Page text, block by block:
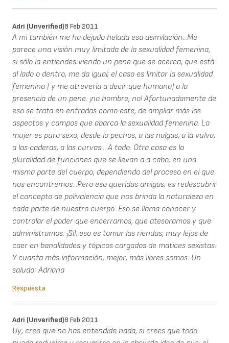
Adri (unverified)8 Feb 2011
A mi también me ha dejado helada esa asimilación...Me
parece una visión muy limitada de la sexualidad femenina,
si sólo la entiendes viendo un pene que se acerca, que está
al lado o dentro, me da igual; el caso es limitar la sexualidad
femenina ( y me atrevería a decir que humana) a la
presencia de un pene. ¡no hombre, no! Afortunadamente de
eso se trata en entradas como este, de ampliar más los
aspectos y campos que abarca la sexualidad femenina. La
mujer es puro sexo, desde lo pechos, a las nalgas, a la vulva,
a las caderas, a las curvas... A todo. Otra cosa es la
pluralidad de funciones que se llevan a a cabo, en una
misma parte del cuerpo, dependiendo del proceso en el que
nos encontremos...Pero eso queridas amigas; es redescubrir
el concepto de polivalencia que nos brinda la naturaleza en
cada parte de nuestro cuerpo. Eso se llama conocer y
controlar el poder que encerramos, que atesoramos y que
administramos. ¡Sí!, eso es tomar las riendas, muy lejos de
caer en banalidades y tópicos cargados de matices sexistas.
Y cuanta más información, mejor, más libres somos. Un
saludo: Adriana
Respuesta
Adri (unverified)8 Feb 2011
Uy, creo que no has entendido nada, si crees que todo